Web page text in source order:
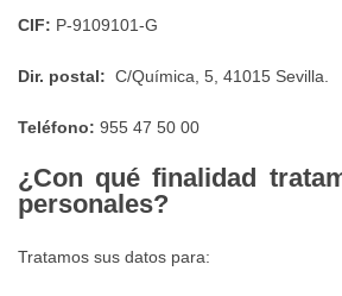
Colectivo
Personal
IMD
y
de
las
fichas
Terceros
Deportivos
APP
Entrenamiento
Protocolo
en
y
de
para
CIF: P-9109101-G
Dir. postal: C/Química, 5, 41015 Sevilla.
Teléfono: 955 47 50 00
¿Con qué finalidad
personales?
Tratamos sus datos para: